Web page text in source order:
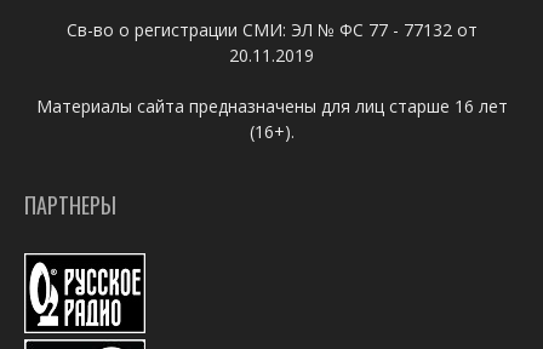
Св-во о регистрации СМИ: ЭЛ № ФС 77 - 77132 от
20.11.2019
Материалы сайта предназначены для лиц старше 16 лет
(16+).
ПАРТНЕРЫ